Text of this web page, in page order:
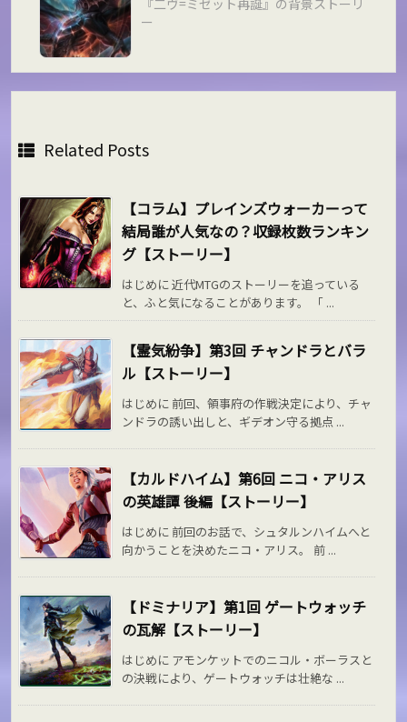
ー
Related Posts
【コラム】プレインズウォーカーって
結局誰が人気なの？収録枚数ランキン
グ【ストーリー】
はじめに 近代MTGのストーリーを追っている
と、ふと気になることがあります。 「 ...
【霊気紛争】第3回 チャンドラとバラ
ル【ストーリー】
はじめに 前回、領事府の作戦決定により、チャ
ンドラの誘い出しと、ギデオン守る拠点 ...
【カルドハイム】第6回 ニコ・アリス
の英雄譚 後編【ストーリー】
はじめに 前回のお話で、シュタルンハイムへと
向かうことを決めたニコ・アリス。 前 ...
【ドミナリア】第1回 ゲートウォッチ
の瓦解【ストーリー】
はじめに アモンケットでのニコル・ボーラスと
の決戦により、ゲートウォッチは壮絶な ...